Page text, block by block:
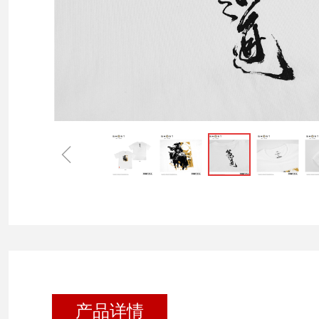
ꁆ
产品详情